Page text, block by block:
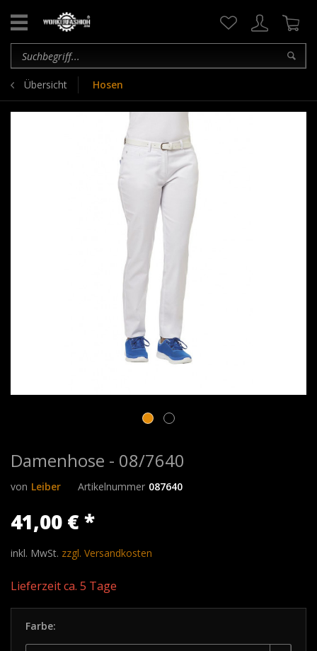
Übersicht Hosen
Damenhose - 08/7640
von Leiber Artikelnummer 087640
41,00 € *
inkl. MwSt. zzgl. Versandkosten
Lieferzeit ca. 5 Tage
Farbe: